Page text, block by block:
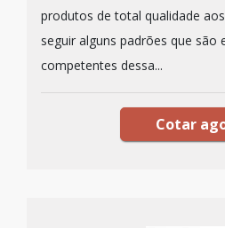
produtos de total qualidade
seguir alguns padrões que são
competentes dessa...
Cotar